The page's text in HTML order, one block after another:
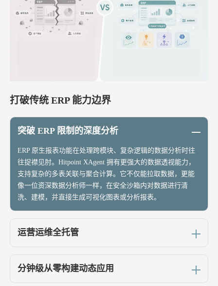
打破传统 ERP 能力边界
突破 ERP 限制的深度分析
ERP 原生报表功能在处理跨模块、复杂逻辑的数据分析时往
往捉襟见肘。Hitpoint XAgent 拥有更强大的数据透视能力，
支持复杂的多表关联与聚合计算。它不仅能拉取数据，更能
像一位资深数据分析师一样，在安全沙箱内对数据进行清
洗、建模，并直接生成可视化图表或分析报表。
运营运维全托管
分钟级从零构建动态应用